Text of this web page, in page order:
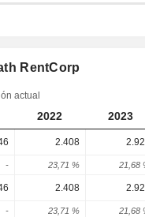
RentCorp
actual
2022 2023
2.408
- 23,71 % 21,68
2.408
- 23,71 % 21,68